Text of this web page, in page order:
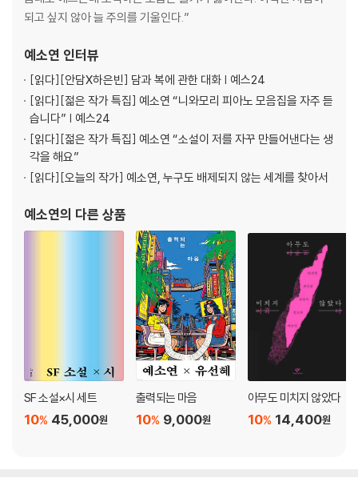
되고 싶지 않아 늘 주의를 기울인다.”
예소연 인터뷰
[읽다][안담X하은빈] 담과 복에 관한 대화 | 예스24
[읽다][젊은 작가 특집] 예소연 “니와모리 피아노 모음집을 자주 듣
습니다” | 예스24
[읽다][젊은 작가 특집] 예소연 “소설이 저를 자꾸 만들어낸다는 생
각을 해요”
[읽다][오늘의 작가] 예소연, 누구도 배제되지 않는 세계를 찾아서
예소연의 다른 상품
SF 소설×시 세트
45,000원
10%
출력되는 마음
9,000원
10%
아무도 미치지 않았다
14,400원
10%